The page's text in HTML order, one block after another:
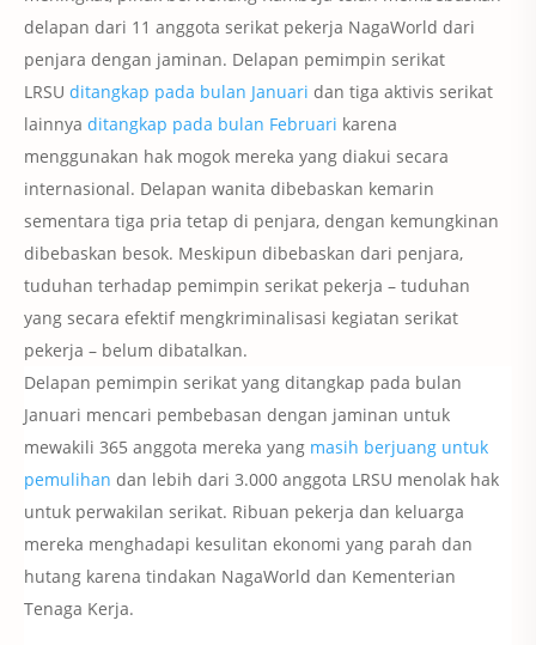
delapan dari 11 anggota serikat pekerja NagaWorld dari
penjara dengan jaminan. Delapan pemimpin serikat
LRSU ditangkap pada bulan Januari dan tiga aktivis serikat
lainnya ditangkap pada bulan Februari karena
menggunakan hak mogok mereka yang diakui secara
internasional. Delapan wanita dibebaskan kemarin
sementara tiga pria tetap di penjara, dengan kemungkinan
dibebaskan besok. Meskipun dibebaskan dari penjara,
tuduhan terhadap pemimpin serikat pekerja – tuduhan
yang secara efektif mengkriminalisasi kegiatan serikat
pekerja – belum dibatalkan.
Delapan pemimpin serikat yang ditangkap pada bulan
Januari mencari pembebasan dengan jaminan untuk
mewakili 365 anggota mereka yang masih berjuang untuk
pemulihan dan lebih dari 3.000 anggota LRSU menolak hak
untuk perwakilan serikat. Ribuan pekerja dan keluarga
mereka menghadapi kesulitan ekonomi yang parah dan
hutang karena tindakan NagaWorld dan Kementerian
Tenaga Kerja.